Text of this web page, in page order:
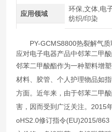
应用领域
环保,文体,电
纺织/印染
PY-GCMS8800热裂解气质
应对电子电器产品中邻苯二甲
邻苯二甲酸酯作为一种塑料增
材料、胶管、个人护理物品如
方面。近年来，由于邻苯二甲
害，因而受到广泛关注。2015
oHS2.0修订指令(EU)2015/863